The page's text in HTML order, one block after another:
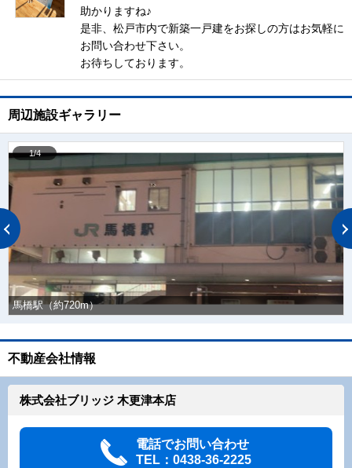
助かりますね♪
是非、松戸市内で新築一戸建をお探しの方はお気軽に
お問い合わせ下さい。
お待ちしております。
周辺施設ギャラリー
馬橋駅（約720m）
1/4
不動産会社情報
株式会社ブリッジ 木更津本店
電話でお問い合わせ
TEL：0438-36-2225